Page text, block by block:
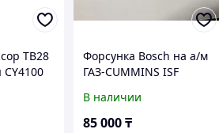
TB28
CY4100
Форсунка Bosch на а/м
ГАЗ-CUMMINS ISF
Euro 3 0445110376
В наличии
85 000₸